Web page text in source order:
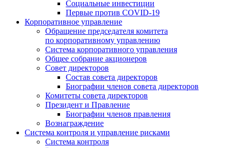
Социальные инвестиции
Первые против COVID‑19
Корпоративное управление
Обращение председателя комитета
по корпоративному управлению
Система корпоративного управления
Общее собрание акционеров
Совет директоров
Состав совета директоров
Биографии членов совета директоров
Комитеты совета директоров
Президент и Правление
Биографии членов правления
Вознаграждение
Система контроля и управление рисками
Система контроля